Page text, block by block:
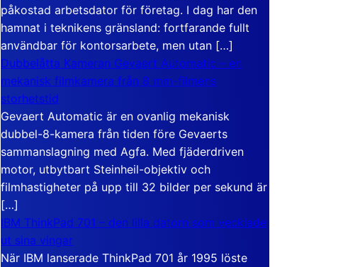
påkostad arbetsdator för företag. I dag har den
hamnat i teknikens gränsland: fortfarande fullt
användbar för kontorsarbete, men utan […]
Dubbelåtta Kameran Gevaert Automatic – en
mekanisk filmkamera från 8 mm-filmens
storhetstid
Gevaert Automatic är en ovanlig mekanisk
dubbel-8-kamera från tiden före Gevaerts
sammanslagning med Agfa. Med fjäderdriven
motor, utbytbart Steinheil-objektiv och
filmhastigheter på upp till 32 bilder per sekund är
[…]
IBM ThinkPad 701 – den lilla datorn som vecklade
ut sina vingar
När IBM lanserade ThinkPad 701 år 1995 löste